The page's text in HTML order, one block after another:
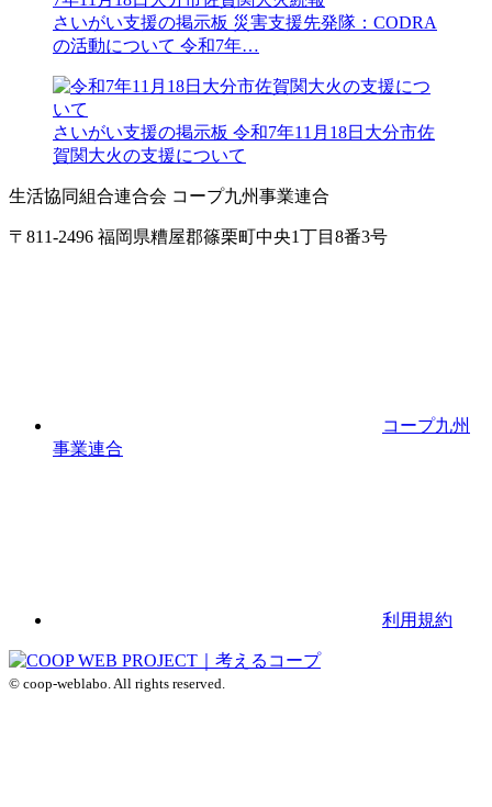
さいがい支援の掲示板 災害支援先発隊：CODRA
の活動について 令和7年…
さいがい支援の掲示板 令和7年11月18日大分市佐
賀関大火の支援について
生活協同組合連合会 コープ九州事業連合
〒811-2496 福岡県糟屋郡篠栗町中央1丁目8番3号
コープ九州
事業連合
利用規約
© coop-weblabo. All rights reserved.